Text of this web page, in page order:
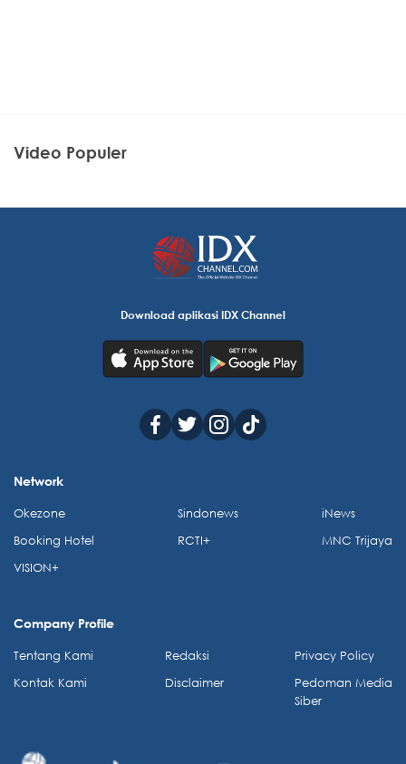
Video Populer
Download aplikasi IDX Channel
Network
Okezone
Booking Hotel
VISION+
Sindonews
RCTI+
iNews
MNC Trijaya
Company Profile
Tentang Kami
Kontak Kami
Redaksi
Disclaimer
Privacy Policy
Pedoman Media
Siber